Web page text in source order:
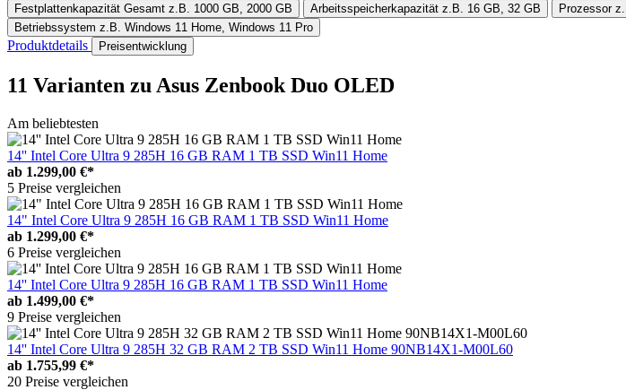
Festplattenkapazität Gesamt z.B. 1000 GB, 2000 GB Arbeitsspeicherkapazität z.B. 16 GB, 32 GB Prozessor
Betriebssystem z.B. Windows 11 Home, Windows 11 Pro
Produktdetails Preisentwicklung
11 Varianten zu Asus Zenbook Duo OLED
Am beliebtesten
14'' Intel Core Ultra 9 285H 16 GB RAM 1 TB SSD Win11 Home
ab 1.299,00 €*
5 Preise vergleichen
14" Intel Core Ultra 9 285H 16 GB RAM 1 TB SSD Win11 Home
ab 1.299,00 €*
6 Preise vergleichen
14'' Intel Core Ultra 9 285H 16 GB RAM 1 TB SSD Win11 Home
ab 1.499,00 €*
9 Preise vergleichen
14'' Intel Core Ultra 9 285H 32 GB RAM 2 TB SSD Win11 Home 90NB14X1-M00L60
ab 1.755,99 €*
20 Preise vergleichen